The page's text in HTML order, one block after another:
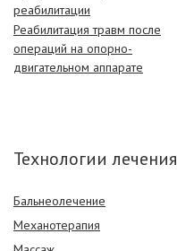
реабилитации
Реабилитация травм после
операций на опорно-
двигательном аппарате
Технологии лечения
Бальнеолечение
Механотерапия